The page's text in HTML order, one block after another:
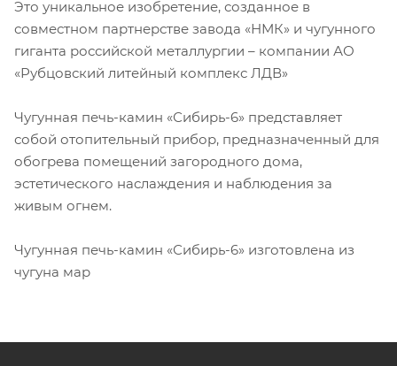
Это уникальное изобретение, созданное в
совместном партнерстве завода «НМК» и чугунного
гиганта российской металлургии – компании АО
«Рубцовский литейный комплекс ЛДВ»
Чугунная печь-камин «Сибирь-6» представляет
собой отопительный прибор, предназначенный для
обогрева помещений загородного дома,
эстетического наслаждения и наблюдения за
живым огнем.
Чугунная печь-камин «Сибирь-6» изготовлена из
чугуна мар